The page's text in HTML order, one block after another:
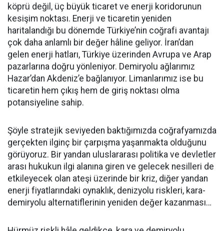
köprü değil, üç büyük ticaret ve enerji koridorunun
kesişim noktası. Enerji ve ticaretin yeniden
haritalandığı bu dönemde Türkiye’nin coğrafi avantajı
çok daha anlamlı bir değer hâline geliyor. İran’dan
gelen enerji hatları, Türkiye üzerinden Avrupa ve Arap
pazarlarına doğru yönleniyor. Demiryolu ağlarımız
Hazar’dan Akdeniz’e bağlanıyor. Limanlarımız ise bu
ticaretin hem çıkış hem de giriş noktası olma
potansiyeline sahip.
Şöyle stratejik seviyeden baktığımızda coğrafyamızda
gerçekten ilginç bir çarpışma yaşanmakta olduğunu
görüyoruz. Bir yandan uluslararası politika ve devletler
arası hukukun ilgi alanına giren ve gelecek nesilleri de
etkileyecek olan ateşi üzerinde bir kriz, diğer yandan
enerji fiyatlarındaki oynaklık, denizyolu riskleri, kara-
demiryolu alternatiflerinin yeniden değer kazanması…